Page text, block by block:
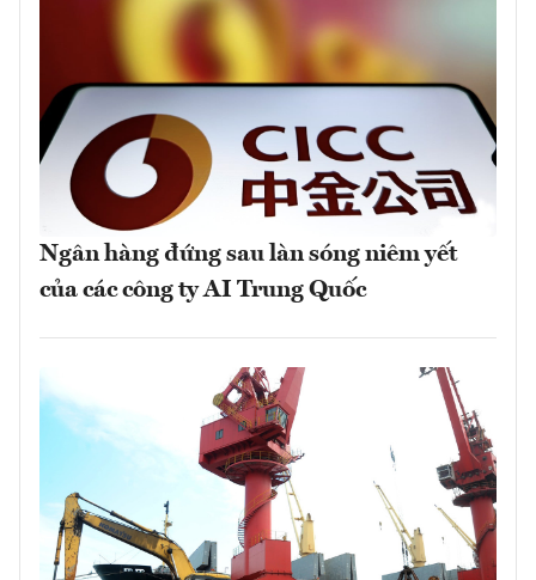
Ngân hàng đứng sau làn sóng niêm yết
của các công ty AI Trung Quốc